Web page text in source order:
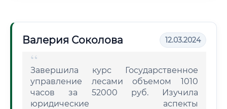
Валерия Соколова 12.03.2024
Завершила курс Государственное
управление лесами объемом 1010
часов за 52000 руб. Изучила
юридические аспекты